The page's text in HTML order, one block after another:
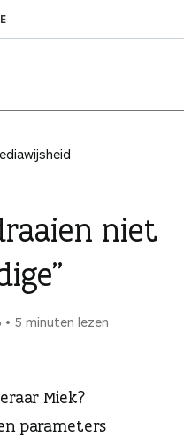
niet
5 minuten lezen
Miek?
parameters